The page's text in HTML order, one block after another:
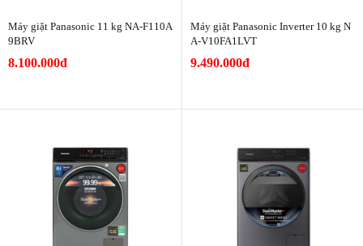
Máy giặt Panasonic 11 kg NA-F110A
9BRV
8.100.000đ
Máy giặt Panasonic Inverter 10 kg N
A-V10FA1LVT
9.490.000đ